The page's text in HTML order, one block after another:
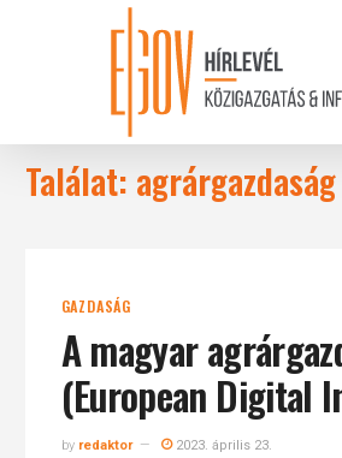
Találat: agrárgazdaság
GAZDASÁG
A magyar
(European Digital
by redaktor 2023. április 23.